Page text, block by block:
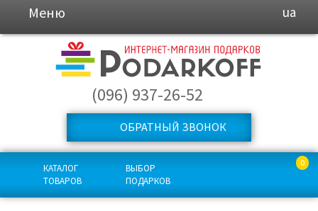
Меню ua
(096) 937-26-52
ОБРАТНЫЙ ЗВОНОК
КАТАЛОГ
ТОВАРОВ
ВЫБОР
ПОДАРКОВ
0